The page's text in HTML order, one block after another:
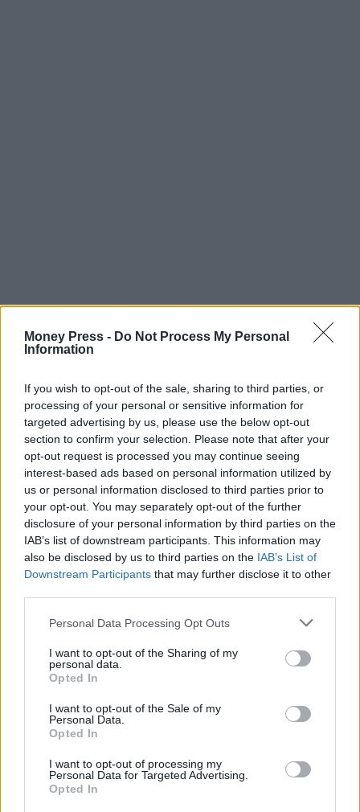
Money Press - Do Not Process My Personal
Information
If you wish to opt-out of the sale, sharing to third parties, or
processing of your personal or sensitive information for
targeted advertising by us, please use the below opt-out
section to confirm your selection. Please note that after your
opt-out request is processed you may continue seeing
interest-based ads based on personal information utilized by
us or personal information disclosed to third parties prior to
your opt-out. You may separately opt-out of the further
disclosure of your personal information by third parties on the
IAB’s list of downstream participants. This information may
also be disclosed by us to third parties on the IAB’s List of
Downstream Participants that may further disclose it to other
Personal Data Processing Opt Outs
I want to opt-out of the Sharing of my
personal data.
Opted In
I want to opt-out of the Sale of my
Personal Data.
Opted In
I want to opt-out of processing my
Personal Data for Targeted Advertising.
Opted In